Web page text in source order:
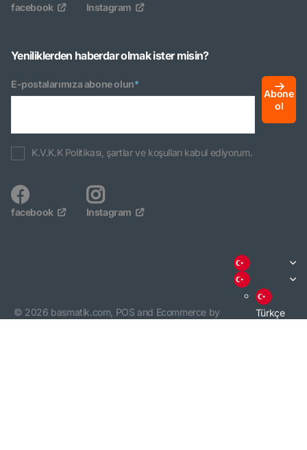
facebook Instagram
Yeniliklerden haberdar olmak ister misin?
E-postalarımıza abone olun*
Abone
ol
K.V.K.K Politikası, şartlar ve koşulları kabul ediyorum.
facebook Instagram
© 2026 basmatik.com, POS and Ecommerce by
Türkçe